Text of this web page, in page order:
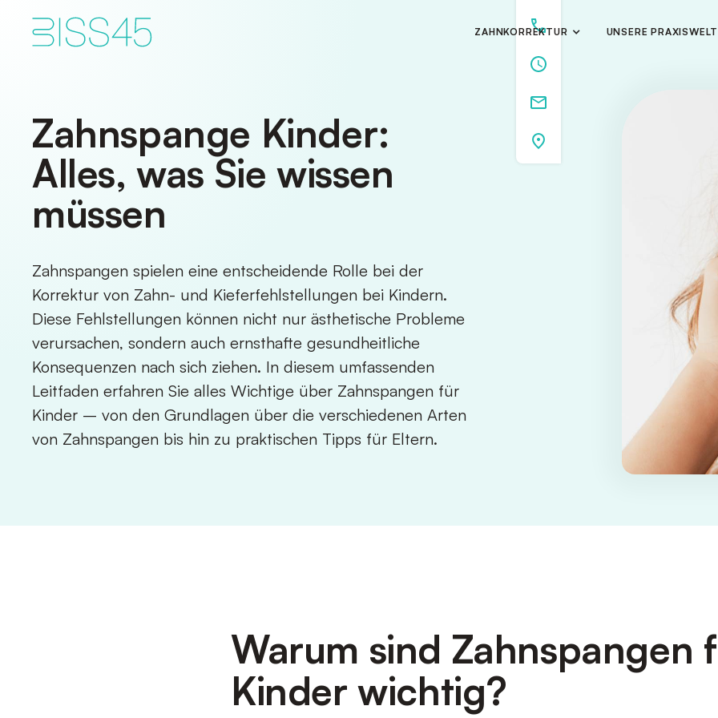
ZAHNKORREKTUR UNSERE PRAXISWELT
Zahnspange Kinder:
Alles, was Sie wissen
müssen
Zahnspangen spielen eine entscheidende Rolle bei der
Korrektur von Zahn- und Kieferfehlstellungen bei Kindern.
Diese Fehlstellungen können nicht nur ästhetische Probleme
verursachen, sondern auch ernsthafte gesundheitliche
Konsequenzen nach sich ziehen. In diesem umfassenden
Leitfaden erfahren Sie alles Wichtige über Zahnspangen für
Kinder – von den Grundlagen über die verschiedenen Arten
von Zahnspangen bis hin zu praktischen Tipps für Eltern.
Warum sind Zahnspangen
Kinder wichtig?